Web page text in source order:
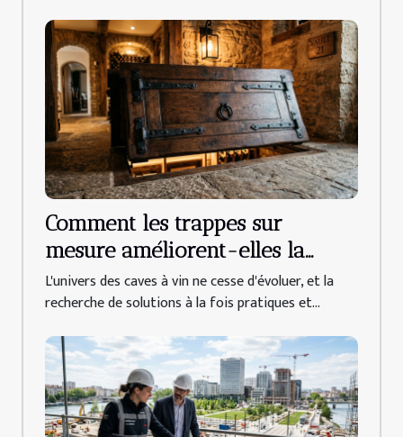
Comment les trappes sur
mesure améliorent-elles la
sécurité et l'esthétique des caves
à vin ?
L'univers des caves à vin ne cesse d'évoluer, et la
recherche de solutions à la fois pratiques et...